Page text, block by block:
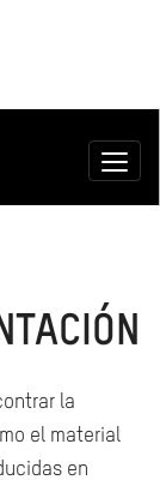
la
el material
en